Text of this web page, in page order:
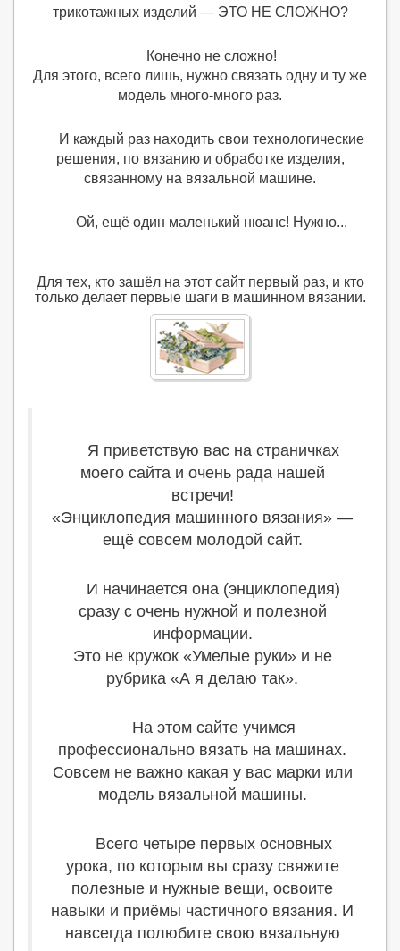
трикотажных изделий — ЭТО НЕ СЛОЖНО?
Конечно не сложно!
Для этого, всего лишь, нужно связать одну и ту же
модель много-много раз.
И каждый раз находить свои технологические
решения, по вязанию и обработке изделия,
связанному на вязальной машине.
Ой, ещё один маленький нюанс! Нужно...
Для тех, кто зашёл на этот сайт первый раз, и кто
только делает первые шаги в машинном вязании.
Я приветствую вас на страничках
моего сайта и очень рада нашей
встречи!
«Энциклопедия машинного вязания» —
ещё совсем молодой сайт.
И начинается она (энциклопедия)
сразу с очень нужной и полезной
информации.
Это не кружок «Умелые руки» и не
рубрика «А я делаю так».
На этом сайте учимся
профессионально вязать на машинах.
Совсем не важно какая у вас марки или
модель вязальной машины.
Всего четыре первых основных
урока, по которым вы сразу свяжите
полезные и нужные вещи, освоите
навыки и приёмы частичного вязания. И
навсегда полюбите свою вязальную